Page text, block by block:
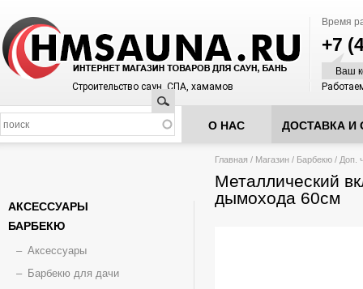
Время
+7
Ваш
Строительство саун, СПА, хамамов
Поиск
О НАС ДОСТАВКА И
Вы здесь
Главная / Магазин / Барбекю / Доп.
Металлический
дымохода 60см
АКСЕССУАРЫ
БАРБЕКЮ
Аксессуары
Барбекю для дачи